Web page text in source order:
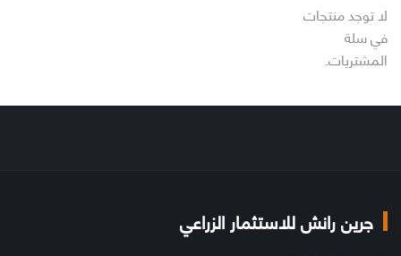
لا توجد منتجات
في سلة
المشتريات.
جرين رانش للاستثمار الزراعي